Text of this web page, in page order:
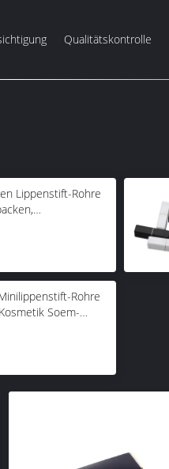
Qualitätskontrolle
Lippenstift-Rohre
Rohre
Soem-